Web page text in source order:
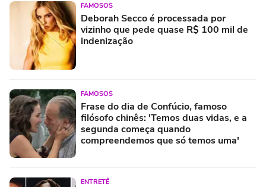
FAMOSOS
Deborah Secco é processada por
vizinho que pede quase R$ 100 mil de
indenização
FAMOSOS
Frase do dia de Confúcio, famoso
filósofo chinês: 'Temos duas vidas, e a
segunda começa quando
compreendemos que só temos uma'
ENTRETÊ